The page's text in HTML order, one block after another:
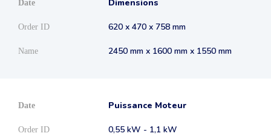
Dimensions
620 x 470 x 758 mm
2450 mm x 1600 mm x 1550 mm
Puissance Moteur
0,55 kW - 1,1 kW